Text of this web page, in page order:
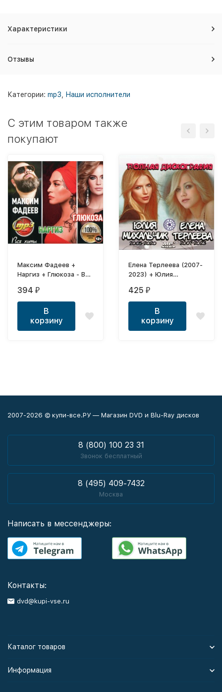
Характеристики
Отзывы
Категории: mp3 Наши исполнители
C этим товаром также
покупают
Максим Фадеев +
Наргиз + Глюкоза - Все
394 ₽
В
корзину
Елена Терлеева (2007-
2023) + Юлия
2020) - Полная
дискография (Фабрика
425 ₽
В
корзину
2007-2026 © купи-все.РУ — Магазин DVD и Blu-Ray дисков
8 (800) 100 23 31
Звонок бесплатный
8 (495) 409-7432
Москва
Написать в мессенджеры:
Контакты:
dvd@kupi-vse.ru
Каталог товаров
Информация